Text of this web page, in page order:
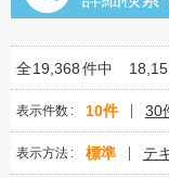
全19,368件中
表示件数 10件 30
表示方法 標準 テ